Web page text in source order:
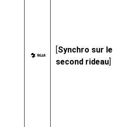
M
[Synchro sur le
second rideau]